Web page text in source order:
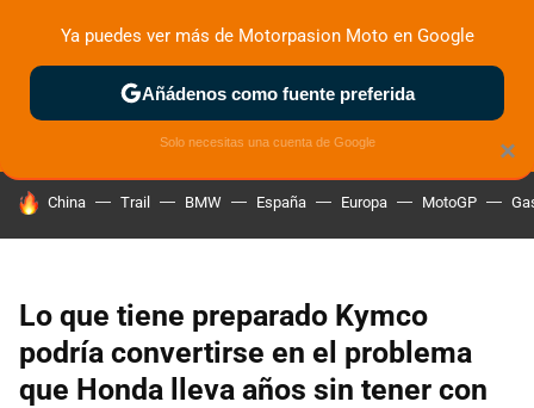
ZONA DE PRUEBAS DEPORTIVAS MOTOS ELÉCTRICAS
HOY SE HABLA DE
China Trail BMW España Europa MotoGP
Lo que tiene preparado Kymco
podría convertirse en el problema
que Honda lleva años sin tener con
×
Ya puedes ver más de Motorpasion Moto en Google
Añádenos como fuente preferida
Solo necesitas una cuenta de Google